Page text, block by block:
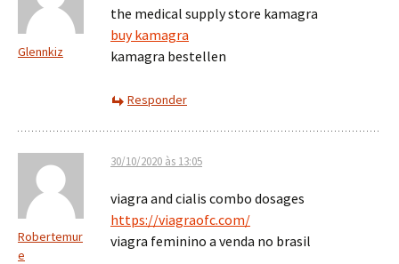
Glennkiz
the medical supply store kamagra
buy kamagra
kamagra bestellen
Responder
Robertemur
e
30/10/2020 às 13:05
viagra and cialis combo dosages
https://viagraofc.com/
viagra feminino a venda no brasil